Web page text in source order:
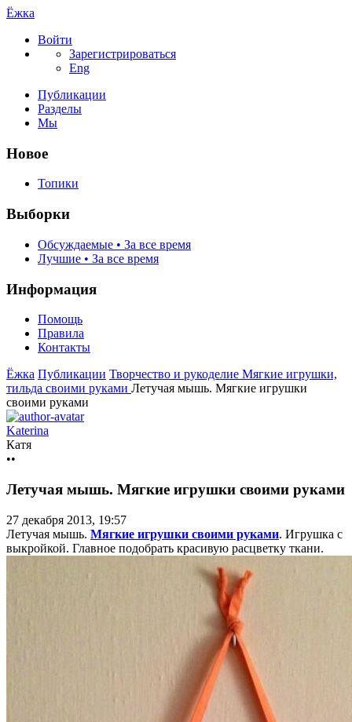
Ёжка
Войти
Зарегистрироваться
Eng
Публикации
Разделы
Мы
Новое
Топики
Выборки
Обсуждаемые • За все время
Лучшие • За все время
Информация
Помощь
Правила
Контакты
Ёжка Публикации Творчество и рукоделие Мягкие игрушки,
тильда своими руками Летучая мышь. Мягкие игрушки
своими руками
Katerina
Катя
••
Летучая мышь. Мягкие игрушки своими руками
27 декабря 2013, 19:57
Летучая мышь. Мягкие игрушки своими руками. Игрушка с
выкройкой. Главное подобрать красивую расцветку ткани.